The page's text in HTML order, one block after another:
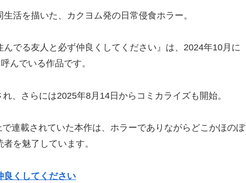
活を描いた、カクヨム発の日常侵食ホラー。
でる友人と必ず仲良くしてください』は、2024年10月に
んでいる作品です。
、さらには2025年8月14日からコミカライズも開始。
連載されていた本作は、ホラーでありながらどこかほのぼ
を魅了しています。
良くしてください